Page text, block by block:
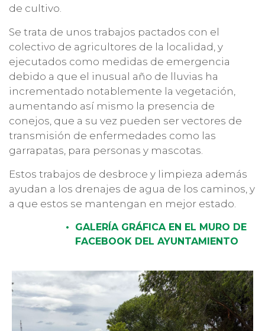
de cultivo.
Se trata de unos trabajos pactados con el
colectivo de agricultores de la localidad, y
ejecutados como medidas de emergencia
debido a que el inusual año de lluvias ha
incrementado notablemente la vegetación,
aumentando así mismo la presencia de
conejos, que a su vez pueden ser vectores de
transmisión de enfermedades como las
garrapatas, para personas y mascotas.
Estos trabajos de desbroce y limpieza además
ayudan a los drenajes de agua de los caminos, y
a que estos se mantengan en mejor estado.
GALERÍA GRÁFICA EN EL MURO DE
FACEBOOK DEL AYUNTAMIENTO